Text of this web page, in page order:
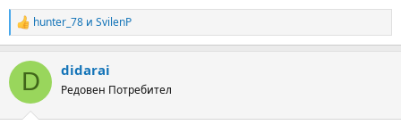
R
e
c
i
hunter_78 и SvilenP
D didarai
Редовен Потребител